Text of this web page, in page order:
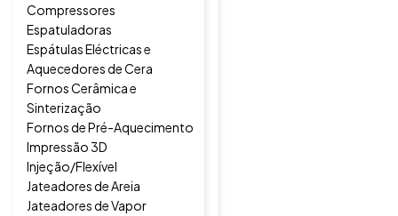
Compressores
Espatuladoras
Espátulas Eléctricas e
Aquecedores de Cera
Fornos Cerâmica e
Sinterização
Fornos de Pré-Aquecimento
Impressão 3D
Injeção/Flexível
Jateadores de Areia
Jateadores de Vapor